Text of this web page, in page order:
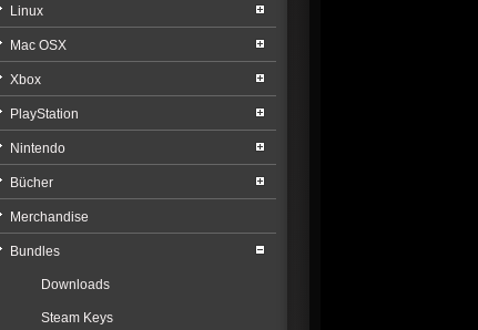
Linux
Mac OSX
Xbox
PlayStation
Nintendo
Bücher
Merchandise
Bundles
Downloads
Steam Keys